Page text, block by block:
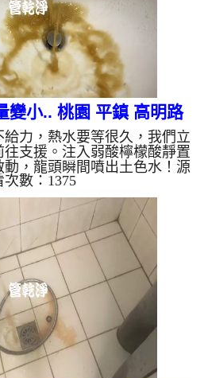
變小.. 桃園 平鎮 高明路
洗水管
力，熱水要等很久，我們立
支援。注入弱酸檸檬酸靜置
，龍頭瞬間噴出土色水！源
力，出水變乾淨熱水出水量也
要定期「大掃除」？ 單靠水
。不同的水質顏色，反映了不
鐵鏽）： 管線老化徵兆。 黑
見於地下水源。 綠色（銅
。 乳白（生物膜）： 細菌黏
滋生的...
次數：1375